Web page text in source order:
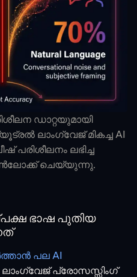
ഡാറ്റയുമായി
ലാംഗ്വേജ് മികച്ച AI
ലഭിച്ച
ചെയ്യുന്നു.
ഭാഷ പുതിയ
പല AI
പ്രോസസ്സിംഗ്